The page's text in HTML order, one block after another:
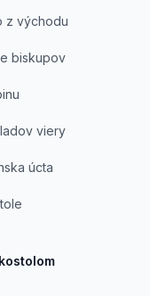
z východu
biskupov
viery
úcta